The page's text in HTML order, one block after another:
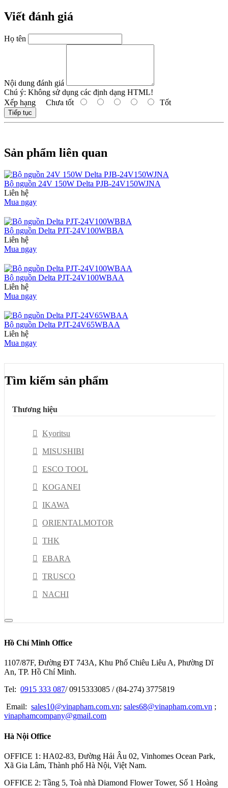
Viết đánh giá
Họ tên
Nội dung đánh giá
Chú ý: Không sử dụng các định dạng HTML!
Xếp hạng Chưa tốt Tốt
Tiếp tục
Sản phẩm liên quan
Bộ nguồn 24V 150W Delta PJB-24V150WJNA
Liên hệ
Mua ngay
Bộ nguồn Delta PJT-24V100WBBA
Liên hệ
Mua ngay
Bộ nguồn Delta PJT-24V100WBAA
Liên hệ
Mua ngay
Bộ nguồn Delta PJT-24V65WBAA
Liên hệ
Mua ngay
Tìm kiếm sản phẩm
Thương hiệu
Kyoritsu
MISUSHIBI
ESCO TOOL
KOGANEI
IKAWA
ORIENTALMOTOR
THK
EBARA
TRUSCO
NACHI
NSK
PISCO
GOOT
OPTEX-FA
MITOTUYO
Hồ Chí Minh Office
1107/87F, Đường ĐT 743A, Khu Phố Chiêu Liêu A, Phường Dĩ
An, TP. Hồ Chí Minh.
Tel: 0915 333 087/ 0915333085 / (84-274) 3775819
Email: sales10@vinapham.com.vn; sales68@vinapham.com.vn ;
vinaphamcompany@gmail.com
Hà Nội Office
OFFICE 1: HA02-83, Đường Hải Âu 02, Vinhomes Ocean Park,
Xã Gia Lâm, Thành phố Hà Nội, Việt Nam.
OFFICE 2: Tầng 5, Toà nhà Diamond Flower Tower, Số 1 Hoàng